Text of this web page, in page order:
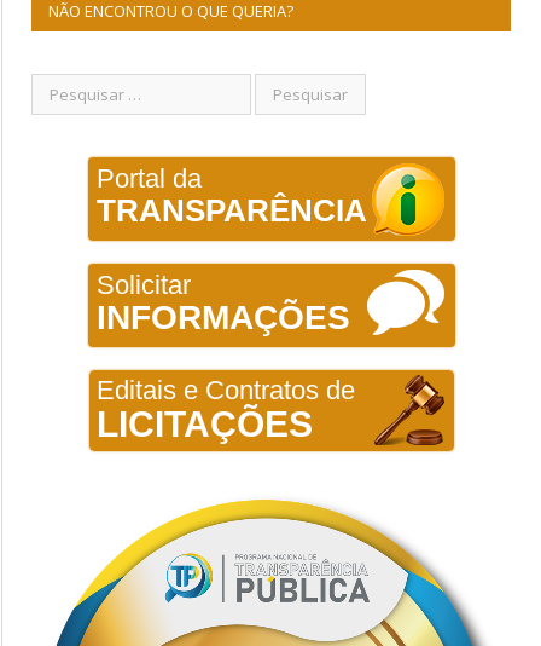
NÃO ENCONTROU O QUE QUERIA?
Portal da
TRANSPARÊNCIA
Solicitar
INFORMAÇÕES
Editais e Contratos de
LICITAÇÕES